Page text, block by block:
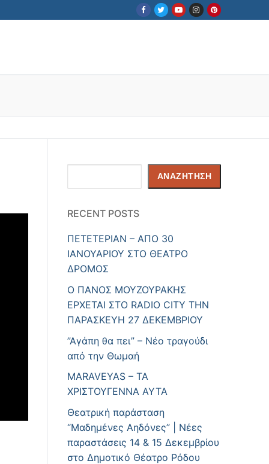
ΑΝΑΖΉΤΗΣΗ
RECENT POSTS
ΠΕΤΕΤΕΡΙΑΝ – ΑΠΟ 30
ΙΑΝΟΥΑΡΙΟΥ ΣΤΟ ΘΕΑΤΡΟ
ΔΡΟΜΟΣ
Ο ΠΑΝΟΣ ΜΟΥΖΟΥΡΑΚΗΣ
ΕΡΧΕΤΑΙ ΣΤΟ RADIO CITY ΤΗΝ
ΠΑΡΑΣΚΕΥΗ 27 ΔΕΚΕΜΒΡΙΟΥ
”Αγάπη θα πει” – Νέο τραγούδι
από την Θωμαή
MARAVEYAS – ΤΑ
ΧΡΙΣΤΟΥΓΕΝΝΑ ΑΥΤΑ
Θεατρική παράσταση
“Μαδημένες Αηδόνες” | Νέες
παραστάσεις 14 & 15 Δεκεμβρίου
στο Δημοτικό Θέατρο Ρόδου